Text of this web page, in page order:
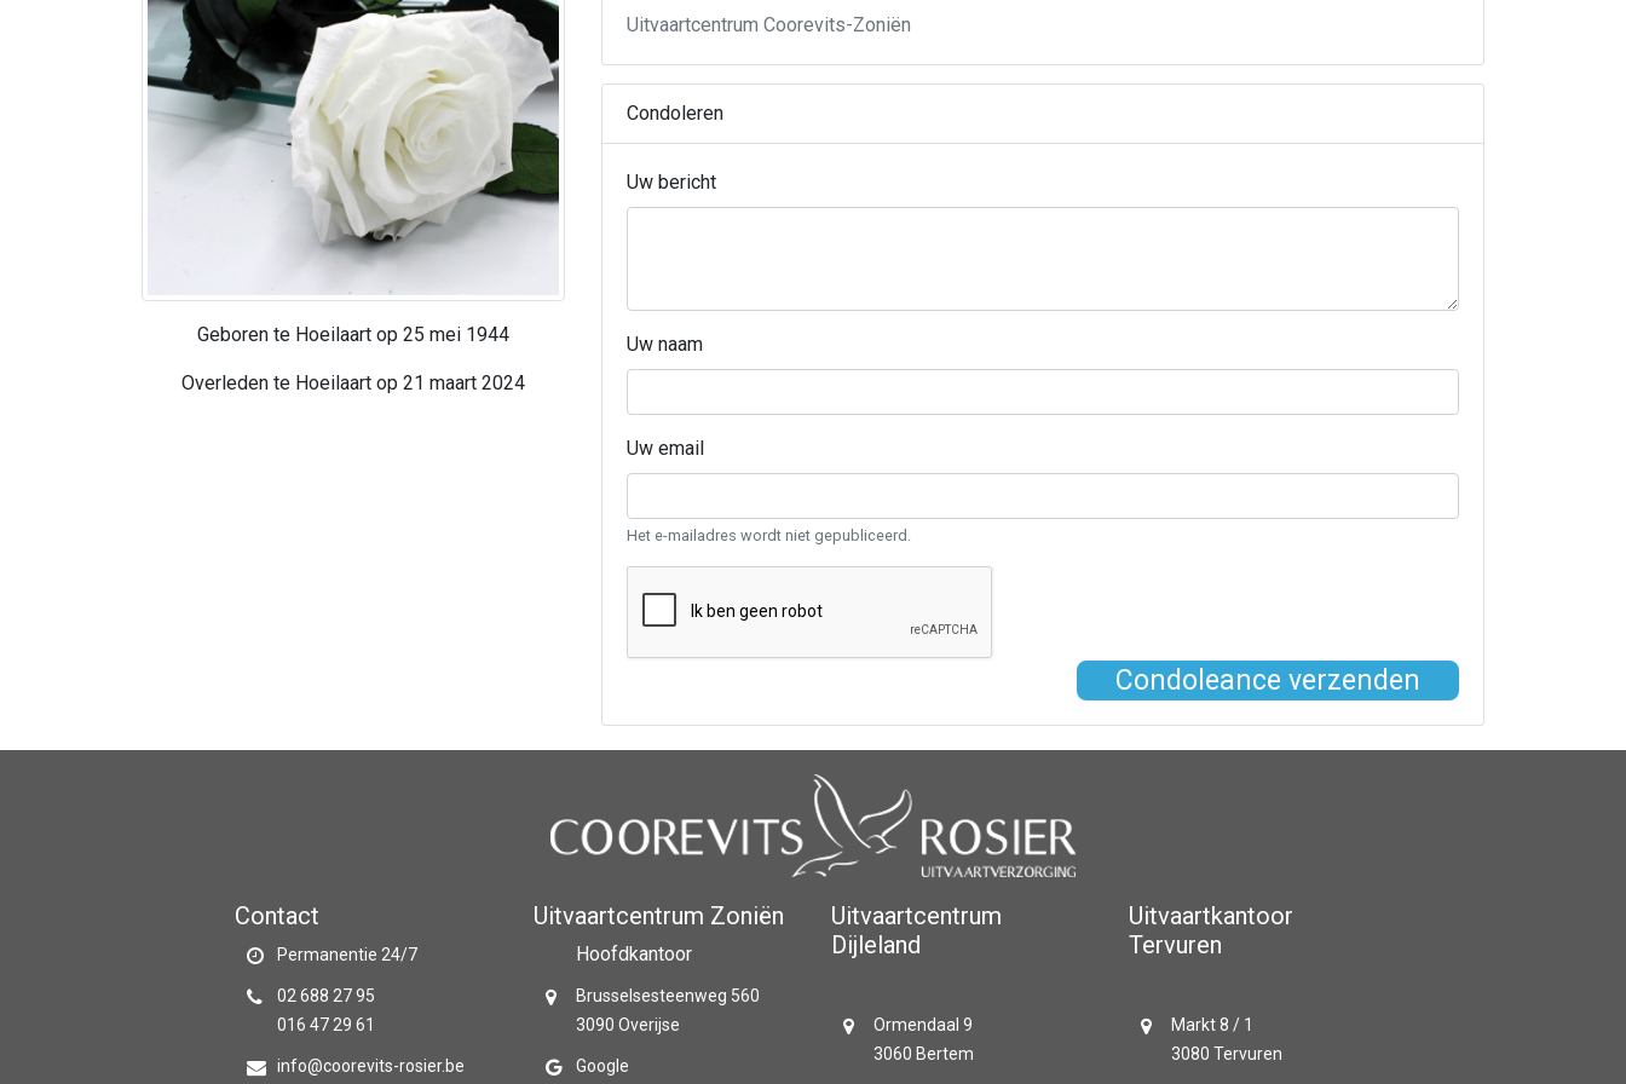
Geboren te Hoeilaart op 25 mei 1944
Overleden te Hoeilaart op 21 maart 2024
Uitvaartcentrum Coorevits-Zoniën
Condoleren
Uw bericht
Uw naam
Uw email
Het e-mailadres wordt niet gepubliceerd.
Condoleance verzenden
Contact
Permanentie 24/7
02 688 27 95
016 47 29 61
info@coorevits-rosier.be
Uitvaartcentrum Zoniën
Hoofdkantoor
Brusselsesteenweg 560
3090 Overijse
Google
Uitvaartcentrum
Dijleland
Ormendaal 9
3060 Bertem
Uitvaartkantoor
Tervuren
Markt 8 / 1
3080 Tervuren